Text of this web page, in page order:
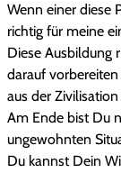
M
e
n
g
e
Wenn einer diese
richtig für meine
Diese Ausbildung
darauf
aus der
Am Ende bist Du
ungewohnten
Du kannst Dein